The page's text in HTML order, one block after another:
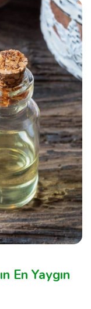
En Yaygın